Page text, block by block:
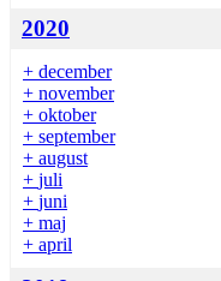
2020
+ december
+ november
+ oktober
+ september
+ august
+ juli
+ juni
+ maj
+ april